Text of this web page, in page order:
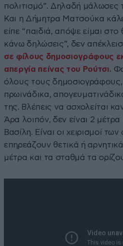
πολιτισμό”. Δηλαδή
Και η Δήμητρα Ματσούκα
είπε “παιδιά, απόψε είμαι
κάνω δηλώσεις”, δεν
σε φίλους δημοσιογράφους
απεργία πείνας του Ρούτσι.
όλους τους δημοσιογράφους,
πρωινάδικα,
της. Βλέπεις να ασχολείται
Άρα λοιπόν, δεν είναι 2
Βασίλη. Είναι οι χειρισμοί
επηρεάζουν θετικά ή
μέτρα και τα σταθμά τα